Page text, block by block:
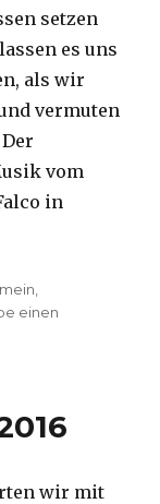
setzen
es uns
als wir
vermuten
vom
in
einen
wir mit